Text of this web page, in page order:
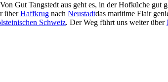
Gut Tangstedt aus geht es, in der Hofküche gut
überHaffkrug nach Neustadtdas maritime Flair
Schweiz. Der Weg führt uns weiter über